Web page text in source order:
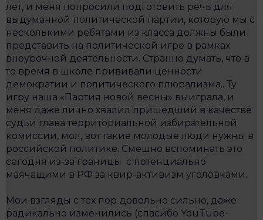
лет, и меня попросили подготовить речь для
выдуманной политической партии, которую мы с
несколькими ребятами из класса должны были
представить на политической игре в рамках
внеурочной деятельности. Странно думать, что в
то время в школе прививали ценности
демократии и политического плюрализма.. Ту
игру наша «Партия новой весны» выиграла, и
меня даже лично хвалил пришедший в качестве
судьи глава территориальной избирательной
комиссии, мол, вот такие молодые люди нужны в
российской политике. Смешно вспоминать это
сегодня из-за границы с потенциально
маячащими в РФ за квир-активизм уголовками.
Мои взгляды с тех пор довольно сильно, даже
радикально изменились (спасибо YouTube-